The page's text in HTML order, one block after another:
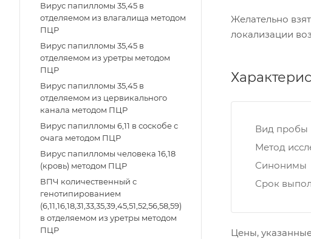
Желательно
локализации
Вид пробы
Метод
Синонимы
Срок
Цены,
Вирус папилломы 35,45 в
отделяемом из влагалища методом
ПЦР
Вирус папилломы 35,45 в
отделяемом из уретры методом
ПЦР
Вирус папилломы 35,45 в
отделяемом из цервикального
канала методом ПЦР
Вирус папилломы 6,11 в соскобе с
очага методом ПЦР
Вирус папилломы человека 16,18
(кровь) методом ПЦР
ВПЧ количественный с
генотипированием
(6,11,16,18,31,33,35,39,45,51,52,56,58,59)
в отделяемом из уретры методом
ПЦР